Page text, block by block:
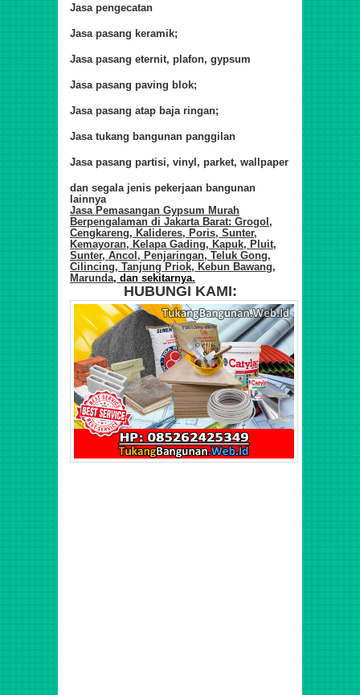
Jasa pengecatan
Jasa pasang keramik;
Jasa pasang eternit, plafon, gypsum
Jasa pasang paving blok;
Jasa pasang atap baja ringan;
Jasa tukang bangunan panggilan
Jasa pasang partisi, vinyl, parket, wallpaper
dan segala jenis pekerjaan bangunan
lainnya
Jasa Pemasangan Gypsum Murah
Berpengalaman di Jakarta Barat: Grogol,
Cengkareng, Kalideres, Poris, Sunter,
Kemayoran, Kelapa Gading, Kapuk, Pluit,
Sunter, Ancol, Penjaringan, Teluk Gong,
Cilincing, Tanjung Priok, Kebun Bawang,
Marunda, dan sekitarnya.
HUBUNGI KAMI: